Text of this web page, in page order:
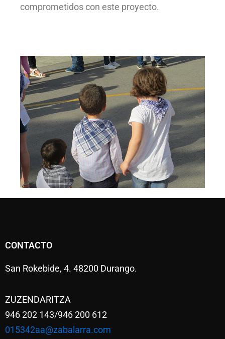
comprometidos con este proyecto.
CONTACTO
San Rokebide, 4. 48200 Durango.
ZUZENDARITZA
946 202 143/946 200 612
015342aa@zabalarra.com